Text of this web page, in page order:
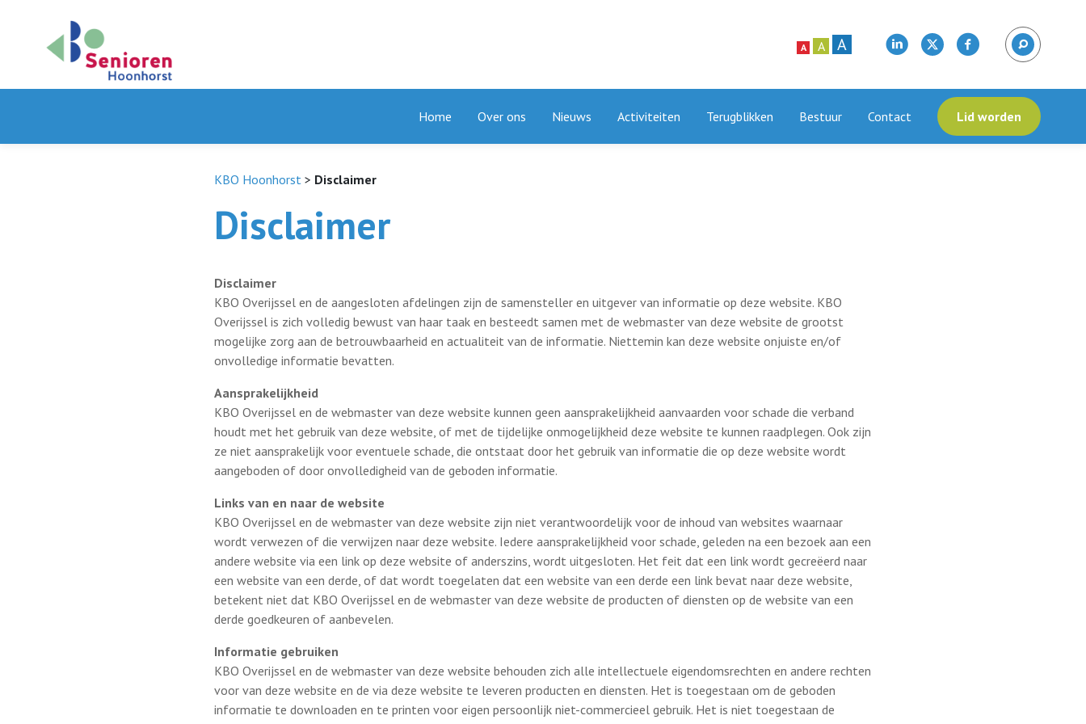
A A A
Home Over ons Nieuws Activiteiten Terugblikken Bestuur Contact Lid worden
KBO Hoonhorst > Disclaimer
Disclaimer
Disclaimer
KBO Overijssel en de aangesloten afdelingen zijn de samensteller en uitgever van informatie op deze website. KBO
Overijssel is zich volledig bewust van haar taak en besteedt samen met de webmaster van deze website de grootst
mogelijke zorg aan de betrouwbaarheid en actualiteit van de informatie. Niettemin kan deze website onjuiste en/of
onvolledige informatie bevatten.
Aansprakelijkheid
KBO Overijssel en de webmaster van deze website kunnen geen aansprakelijkheid aanvaarden voor schade die verband
houdt met het gebruik van deze website, of met de tijdelijke onmogelijkheid deze website te kunnen raadplegen. Ook zijn
ze niet aansprakelijk voor eventuele schade, die ontstaat door het gebruik van informatie die op deze website wordt
aangeboden of door onvolledigheid van de geboden informatie.
Links van en naar de website
KBO Overijssel en de webmaster van deze website zijn niet verantwoordelijk voor de inhoud van websites waarnaar
wordt verwezen of die verwijzen naar deze website. Iedere aansprakelijkheid voor schade, geleden na een bezoek aan een
andere website via een link op deze website of anderszins, wordt uitgesloten. Het feit dat een link wordt gecreëerd naar
een website van een derde, of dat wordt toegelaten dat een website van een derde een link bevat naar deze website,
betekent niet dat KBO Overijssel en de webmaster van deze website de producten of diensten op de website van een
derde goedkeuren of aanbevelen.
Informatie gebruiken
KBO Overijssel en de webmaster van deze website behouden zich alle intellectuele eigendomsrechten en andere rechten
voor van deze website en de via deze website te leveren producten en diensten. Het is toegestaan om de geboden
informatie te downloaden en te printen voor eigen persoonlijk niet-commercieel gebruik. Het is niet toegestaan de